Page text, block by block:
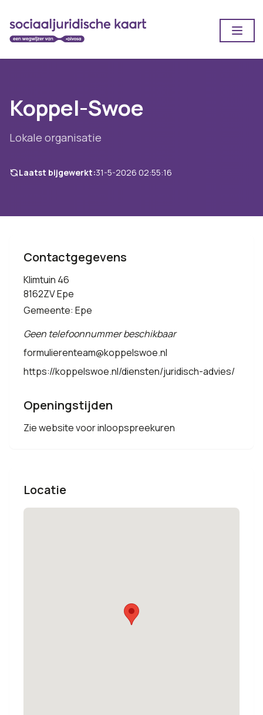
Koppel-Swoe
Lokale organisatie
Laatst bijgewerkt:31-5-2026 02:55:16
Contactgegevens
Klimtuin 46
8162ZV Epe
Gemeente: Epe
Geen telefoonnummer beschikbaar
formulierenteam@koppelswoe.nl
https://koppelswoe.nl/diensten/juridisch-advies/
Openingstijden
Zie website voor inloopspreekuren
Locatie